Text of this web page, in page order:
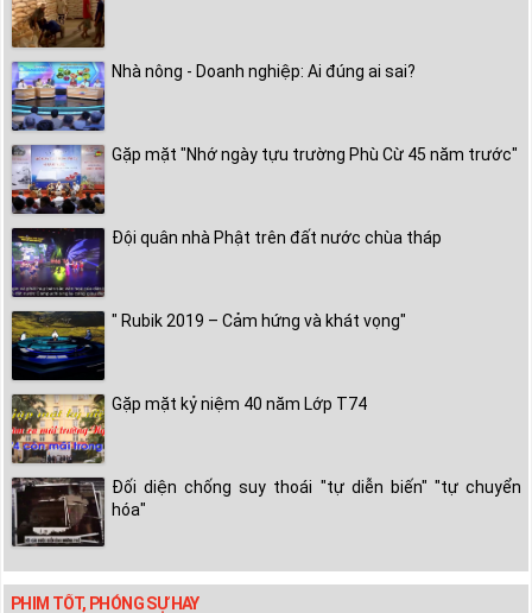
Nhà nông - Doanh nghiệp: Ai đúng ai sai?
Gặp mặt "Nhớ ngày tựu trường Phù Cừ 45 năm trước"
Đội quân nhà Phật trên đất nước chùa tháp
" Rubik 2019 – Cảm hứng và khát vọng"
Gặp mặt kỷ niệm 40 năm Lớp T74
Đối diện chống suy thoái "tự diễn biến" "tự chuyển
hóa"
PHIM TỐT, PHÓNG SỰ HAY